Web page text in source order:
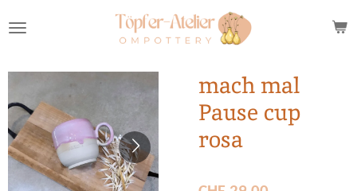
Hauptinhalt
mach mal
Pause cup
rosa